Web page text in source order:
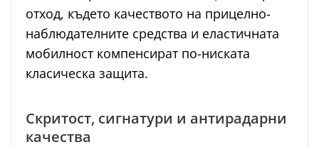
отход, където качеството на прицелно-
наблюдателните средства и еластичната
мобилност компенсират по-ниската
класическа защита.
Скритост, сигнатури и антирадарни
качества